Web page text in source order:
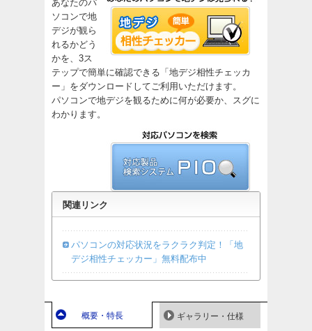
あなたのパ
ソコンで地
デジが観ら
れるかどう
かを、3ス
テップで簡単に確認できる「地デジ相性チェッカ
ー」をダウンロードしてご利用いただけます。
パソコンで地デジを観るために何が必要か、スグに
わかります。
関連リンク
パソコンの対応状況をラクラク判定！「地
デジ相性チェッカー」無料配布中
概要・特長 ギャラリー・仕様